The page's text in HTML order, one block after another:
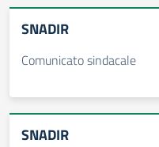
SNADIR
Comunicato sindacale
SNADIR